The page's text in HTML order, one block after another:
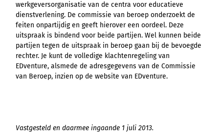
werkgeversorganisatie van de centra voor educatieve
dienstverlening. De commissie van beroep onderzoekt de
feiten onpartijdig en geeft hierover een oordeel. Deze
uitspraak is bindend voor beide partijen. Wel kunnen beide
partijen tegen de uitspraak in beroep gaan bij de bevoegde
rechter. Je kunt de volledige klachtenregeling van
EDventure, alsmede de adresgegevens van de Commissie
van Beroep, inzien op de website van EDventure.
Vastgesteld en daarmee ingaande 1 juli 2013.